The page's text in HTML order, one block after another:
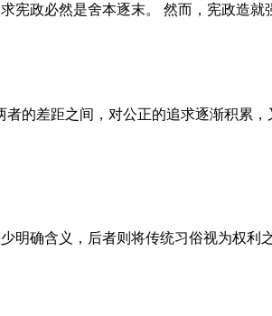
宪政必然是舍本逐末。 然而，宪政造就
的差距之间，对公正的追求逐渐积累
明确含义，后者则将传统习俗视为权利